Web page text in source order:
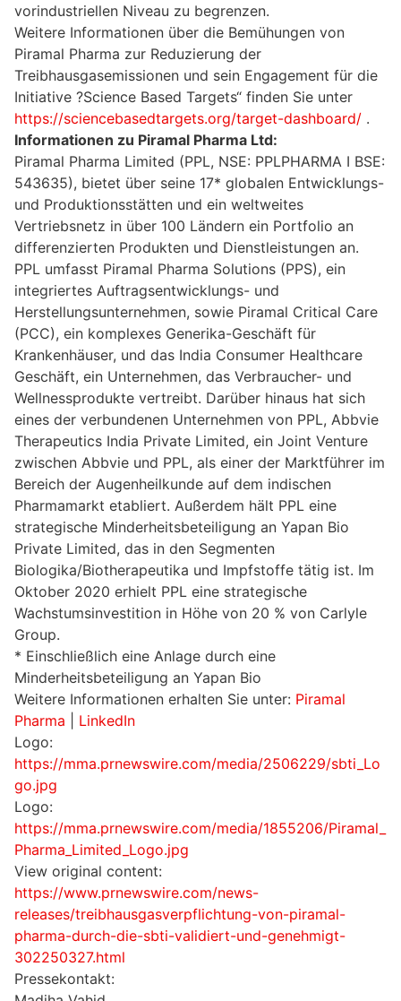
vorindustriellen Niveau zu begrenzen.
Weitere Informationen über die Bemühungen von
Piramal Pharma zur Reduzierung der
Treibhausgasemissionen und sein Engagement für die
Initiative ?Science Based Targets“ finden Sie unter
https://sciencebasedtargets.org/target-dashboard/ .
Informationen zu Piramal Pharma Ltd:
Piramal Pharma Limited (PPL, NSE: PPLPHARMA I BSE:
543635), bietet über seine 17* globalen Entwicklungs-
und Produktionsstätten und ein weltweites
Vertriebsnetz in über 100 Ländern ein Portfolio an
differenzierten Produkten und Dienstleistungen an.
PPL umfasst Piramal Pharma Solutions (PPS), ein
integriertes Auftragsentwicklungs- und
Herstellungsunternehmen, sowie Piramal Critical Care
(PCC), ein komplexes Generika-Geschäft für
Krankenhäuser, und das India Consumer Healthcare
Geschäft, ein Unternehmen, das Verbraucher- und
Wellnessprodukte vertreibt. Darüber hinaus hat sich
eines der verbundenen Unternehmen von PPL, Abbvie
Therapeutics India Private Limited, ein Joint Venture
zwischen Abbvie und PPL, als einer der Marktführer im
Bereich der Augenheilkunde auf dem indischen
Pharmamarkt etabliert. Außerdem hält PPL eine
strategische Minderheitsbeteiligung an Yapan Bio
Private Limited, das in den Segmenten
Biologika/Biotherapeutika und Impfstoffe tätig ist. Im
Oktober 2020 erhielt PPL eine strategische
Wachstumsinvestition in Höhe von 20 % von Carlyle
Group.
* Einschließlich eine Anlage durch eine
Minderheitsbeteiligung an Yapan Bio
Weitere Informationen erhalten Sie unter: Piramal
Pharma
LinkedIn
Logo:
https://mma.prnewswire.com/media/2506229/sbti_Lo
go.jpg
Logo:
https://mma.prnewswire.com/media/1855206/Piramal_
Pharma_Limited_Logo.jpg
View original content:
https://www.prnewswire.com/news-
releases/treibhausgasverpflichtung-von-piramal-
pharma-durch-die-sbti-validiert-und-genehmigt-
302250327.html
Pressekontakt: